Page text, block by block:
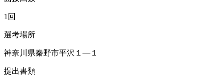
1回
選考場所
神奈川県秦野市平沢１―１
提出書類